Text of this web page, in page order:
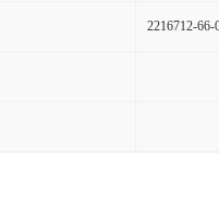
2216712-66-